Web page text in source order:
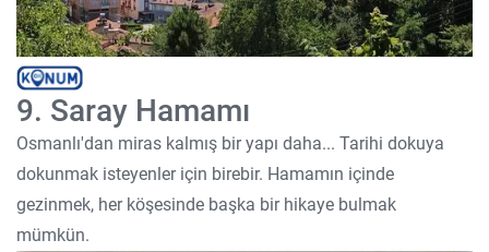
9. Saray Hamamı
Osmanlı'dan miras kalmış bir yapı daha... Tarihi dokuya
dokunmak isteyenler için birebir. Hamamın içinde
gezinmek, her köşesinde başka bir hikaye bulmak
mümkün.